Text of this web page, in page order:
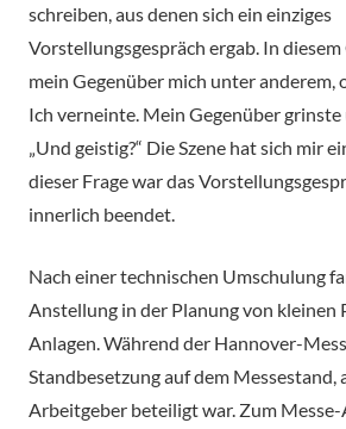
schreiben, aus denen sich ein einziges
Vorstellungsgespräch ergab. In
mein Gegenüber mich unter anderem,
Ich verneinte. Mein Gegenüber grinste
„Und geistig?“ Die Szene hat sich mir
dieser Frage war das
innerlich beendet.
Nach einer technischen Umschulung
Anstellung in der Planung von kleinen
Anlagen. Während der Hannover-
Standbesetzung auf dem Messestand,
Arbeitgeber beteiligt war. Zum